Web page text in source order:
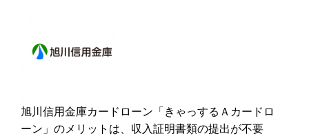
旭川信用金庫カードローン「きゃっするＡカードロ
ーン」のメリットは、収入証明書類の提出が不要